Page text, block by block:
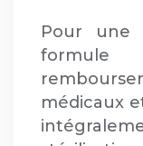
Pour une
formule
médicaux